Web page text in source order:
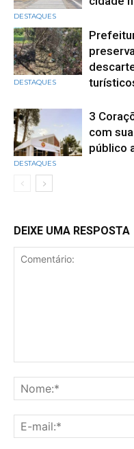
DESTAQUES
DESTAQUES
DESTAQUES
3
com
público
DEIXE UMA RESPOSTA